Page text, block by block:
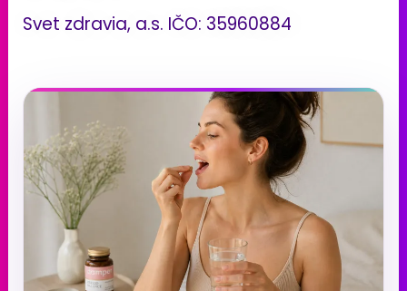
Svet zdravia, a.s. IČO: 35960884